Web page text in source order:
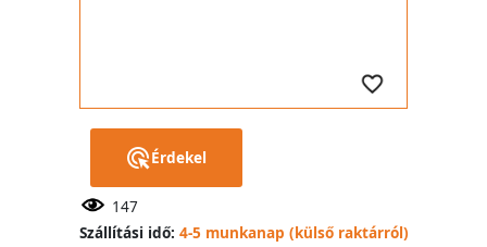
Érdekel
147
Szállítási idő: 4-5 munkanap (külső raktárról)